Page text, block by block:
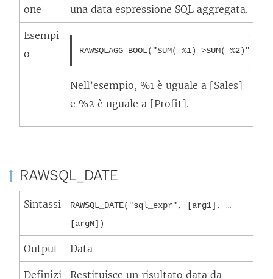
one
una data espressione SQL aggregata.
Esempi
o
RAWSQLAGG_BOOL("SUM( %1) >SUM(
Nell’esempio, %1 è uguale a [Sales]
e %2 è uguale a [Profit].
RAWSQL_DATE
Sintassi
RAWSQL_DATE("sql_expr", [arg1], …
[argN])
Output Data
Definizi
Restituisce un risultato data da